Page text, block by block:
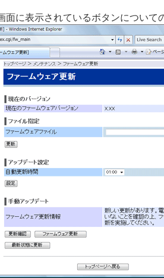
に表示されているボタンについて